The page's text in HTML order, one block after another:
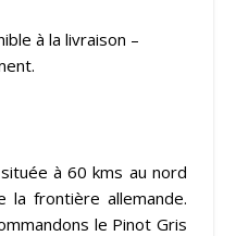
à la livraison –
à 60 kms au nord
la frontière allemande.
le Pinot Gris